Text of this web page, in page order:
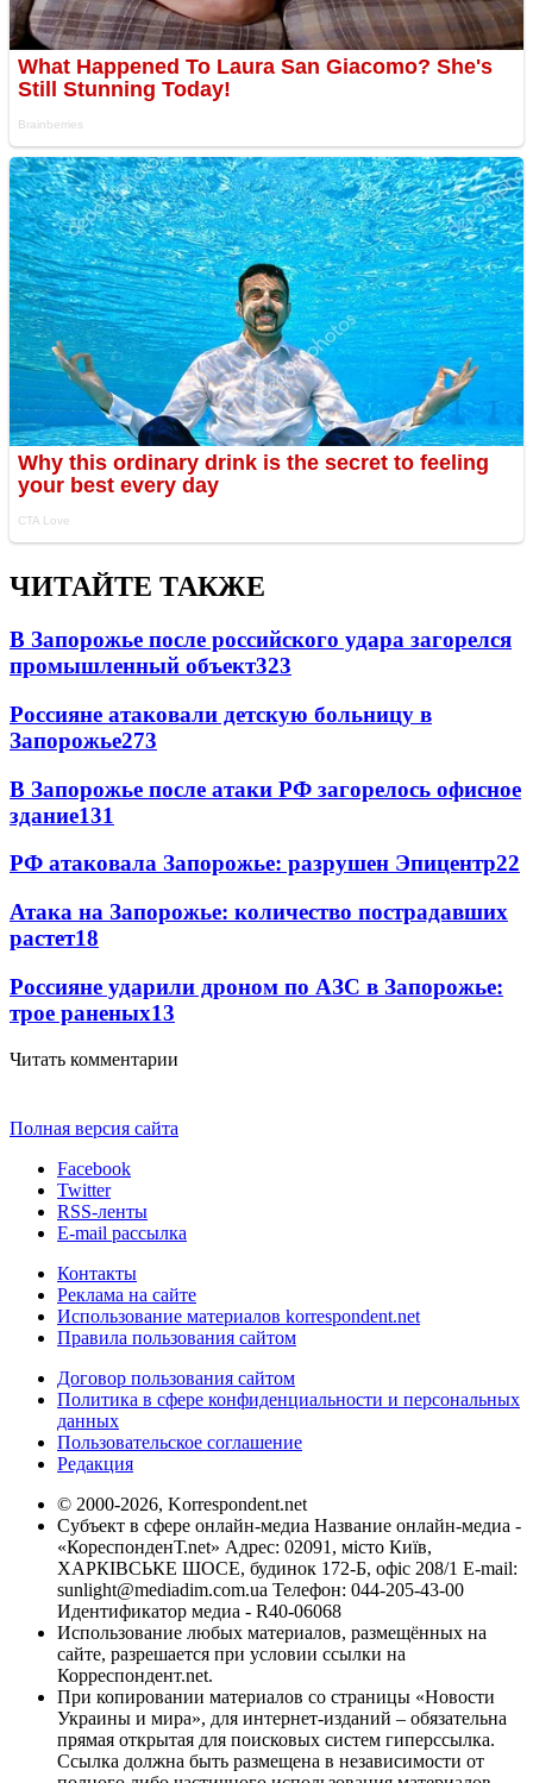
ЧИТАЙТЕ ТАКЖЕ
В Запорожье после российского удара загорелся
промышленный объект323
Россияне атаковали детскую больницу в
Запорожье273
В Запорожье после атаки РФ загорелось офисное
здание131
РФ атаковала Запорожье: разрушен Эпицентр22
Атака на Запорожье: количество пострадавших
растет18
Россияне ударили дроном по АЗС в Запорожье:
трое раненых13
Читать комментарии
Полная версия сайта
Facebook
Twitter
RSS-ленты
E-mail рассылка
Контакты
Реклама на сайте
Использование материалов korrespondent.net
Правила пользования сайтом
Договор пользования сайтом
Политика в сфере конфиденциальности и персональных
данных
Пользовательское соглашение
Редакция
© 2000-2026, Korrespondent.net
Субъект в сфере онлайн-медиа Название онлайн-медиа -
«КореспонденТ.net» Адрес: 02091, місто Київ,
ХАРКІВСЬКЕ ШОСЕ, будинок 172-Б, офіс 208/1 E-mail:
sunlight@mediadim.com.ua Телефон: 044-205-43-00
Идентификатор медиа - R40-06068
Использование любых материалов, размещённых на
сайте, разрешается при условии ссылки на
Корреспондент.net.
При копировании материалов со страницы «Новости
Украины и мира», для интернет-изданий – обязательна
прямая открытая для поисковых систем гиперссылка.
Ссылка должна быть размещена в независимости от